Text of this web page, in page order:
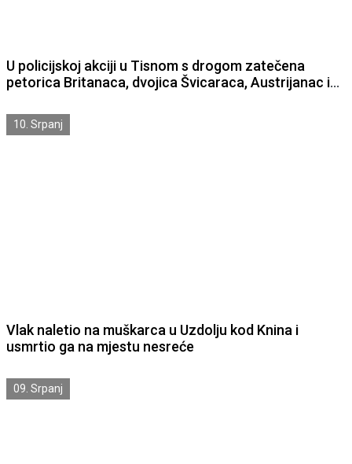
U policijskoj akciji u Tisnom s drogom zatečena
petorica Britanaca, dvojica Švicaraca, Austrijanac i
10. Srpanj
Vlak naletio na muškarca u Uzdolju kod Knina i
usmrtio ga na mjestu nesreće
09. Srpanj